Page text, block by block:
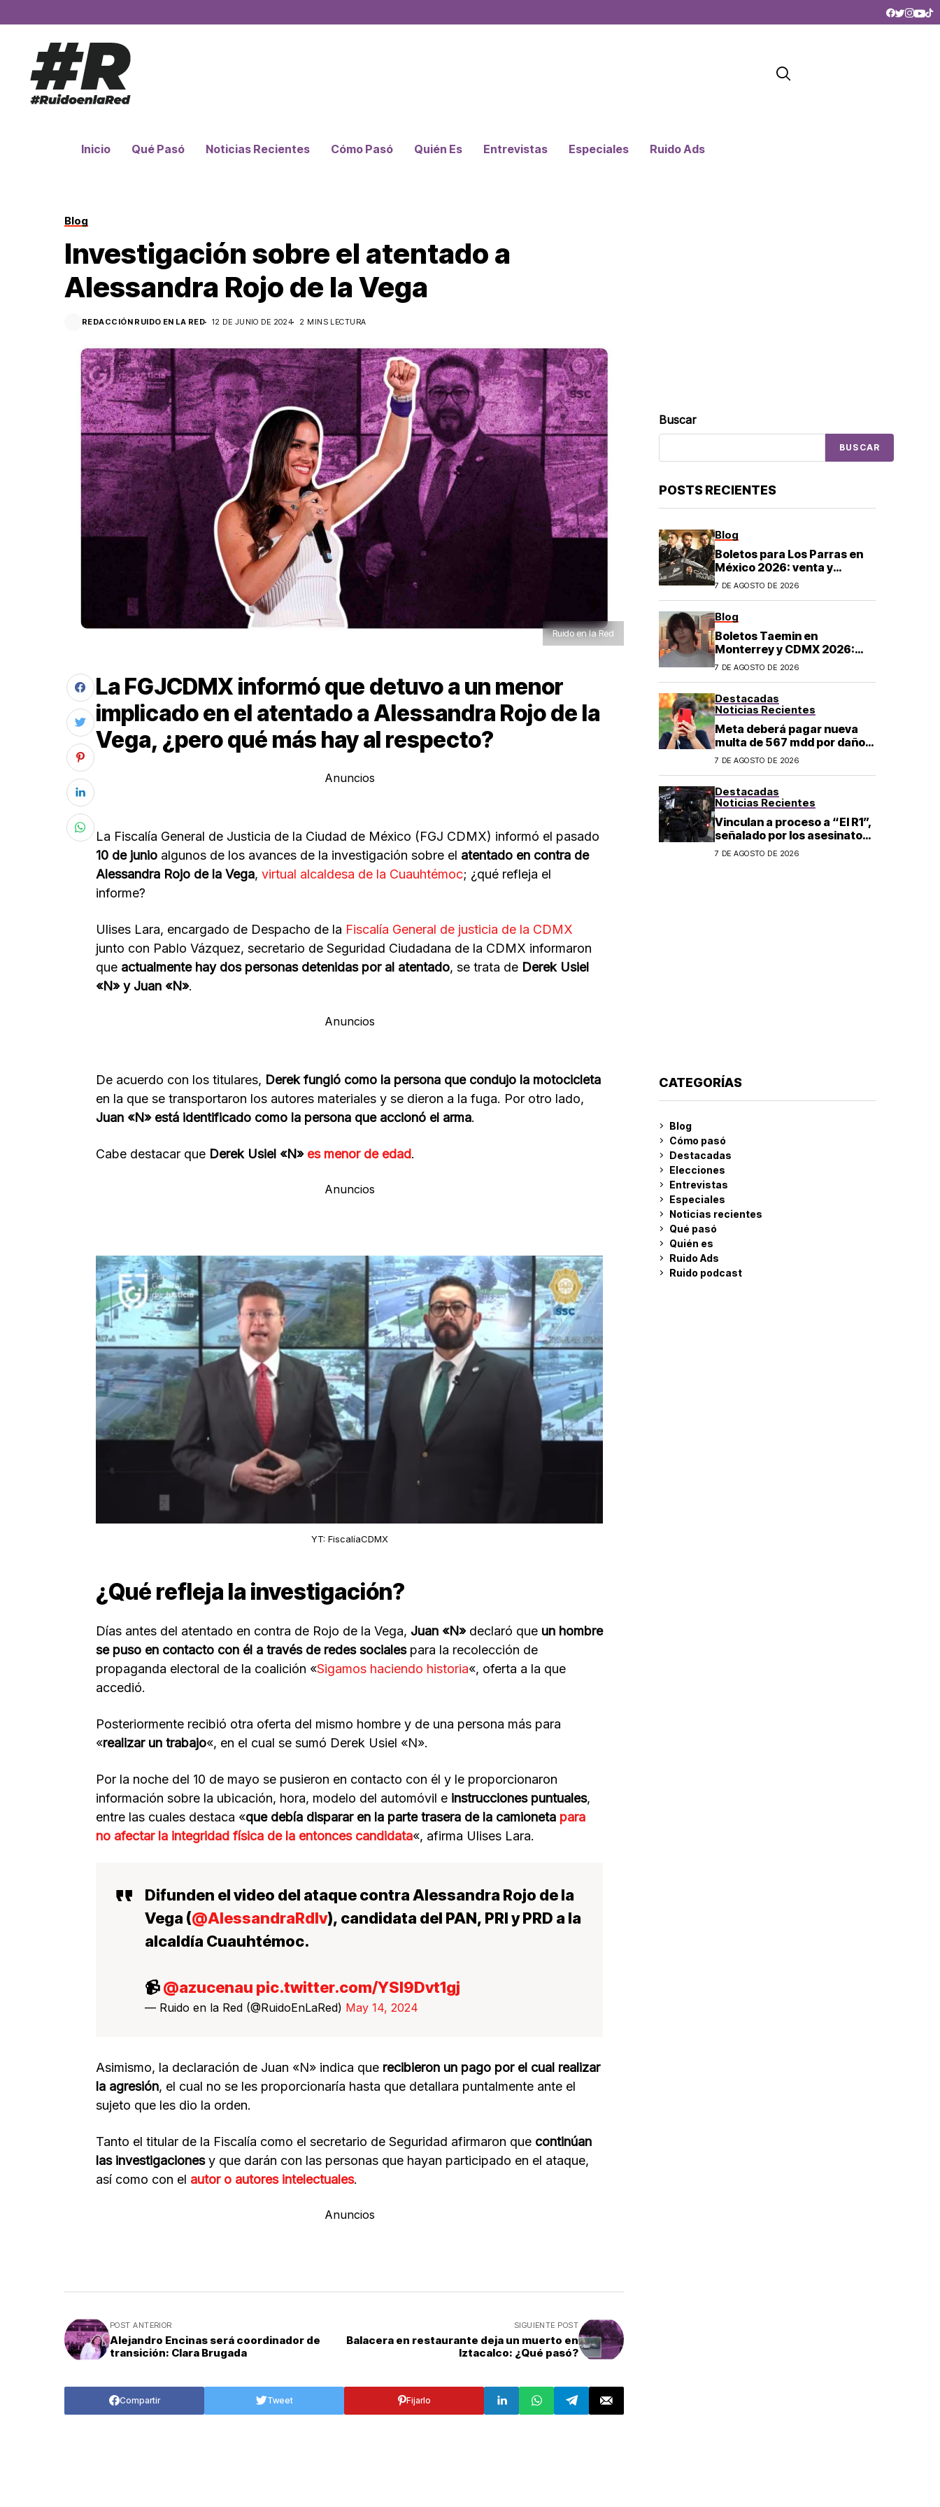
Inicio Qué Pasó Noticias Recientes Cómo Pasó Quién Es Entrevistas Especiales Ruido Ads
Blog
Investigación sobre el atentado a
Alessandra Rojo de la Vega
REDACCIÓN RUIDO EN LA RED 12 DE JUNIO DE 2024 2 MINS LECTURA
Ruido en la Red
La FGJCDMX informó que detuvo a un menor
implicado en el atentado a Alessandra Rojo de la
Vega, ¿pero qué más hay al respecto?
Anuncios
La Fiscalía General de Justicia de la Ciudad de México (FGJ CDMX) informó el pasado
10 de junio algunos de los avances de la investigación sobre el atentado en contra de
Alessandra Rojo de la Vega, virtual alcaldesa de la Cuauhtémoc; ¿qué refleja el
informe?
Ulises Lara, encargado de Despacho de la Fiscalía General de justicia de la CDMX
junto con Pablo Vázquez, secretario de Seguridad Ciudadana de la CDMX informaron
que actualmente hay dos personas detenidas por al atentado, se trata de Derek Usiel
«N» y Juan «N».
Anuncios
De acuerdo con los titulares, Derek fungió como la persona que condujo la motocicleta
en la que se transportaron los autores materiales y se dieron a la fuga. Por otro lado,
Juan «N» está identificado como la persona que accionó el arma.
Cabe destacar que Derek Usiel «N» es menor de edad.
Anuncios
YT: FiscalíaCDMX
¿Qué refleja la investigación?
Días antes del atentado en contra de Rojo de la Vega, Juan «N»declaró que un hombre
se puso en contacto con él a través de redes socialespara la recolección de
propaganda electoral de la coalición «Sigamos haciendo historia«, oferta a la que
accedió.
Posteriormente recibió otra oferta del mismo hombre y de una persona más para
«realizar un trabajo«, en el cual se sumó Derek Usiel «N».
Por la noche del 10 de mayo se pusieron en contacto con él y le proporcionaron
información sobre la ubicación, hora, modelo del automóvil e instrucciones puntuales,
entre las cuales destaca «que debía disparar en la parte trasera de la camioneta para
no afectar la integridad física de la entonces candidata«, afirma Ulises Lara.
Difunden el video del ataque contra Alessandra Rojo de la
Vega (@AlessandraRdlv), candidata del PAN, PRI y PRD a la
alcaldía Cuauhtémoc.
📹@azucenau pic.twitter.com/YSl9Dvt1gj
— Ruido en la Red (@RuidoEnLaRed) May 14, 2024
Asimismo, la declaración de Juan «N» indica que recibieron un pago por el cual realizar
la agresión, el cual no se les proporcionaría hasta que detallara puntalmente ante el
sujeto que les dio la orden.
Tanto el titular de la Fiscalía como el secretario de Seguridad afirmaron que continúan
las investigacionesy que darán con las personas que hayan participado en el ataque,
así como con el autor o autores intelectuales.
Anuncios
POST ANTERIOR
Alejandro Encinas será coordinador de
transición: Clara Brugada
SIGUIENTE POST
Balacera en restaurante deja un muerto en
Iztacalco: ¿Qué pasó?
Compartir Tweet Fijarlo
Buscar
BUSCAR
POSTS RECIENTES
Blog
Boletos para Los Parras en
México 2026: venta y
precios
7 DE AGOSTO DE 2026
Blog
Boletos Taemin en
Monterrey y CDMX 2026:
¿dónde comprar?
7 DE AGOSTO DE 2026
Destacadas
Noticias Recientes
Meta deberá pagar nueva
multa de 567 mdd por daños
a menores
7 DE AGOSTO DE 2026
Destacadas
Noticias Recientes
Vinculan a proceso a “El R1”,
señalado por los asesinatos
de Carlos Manzo y Valeria
7 DE AGOSTO DE 2026
CATEGORÍAS
Blog
Cómo pasó
Destacadas
Elecciones
Entrevistas
Especiales
Noticias recientes
Qué pasó
Quién es
Ruido Ads
Ruido podcast